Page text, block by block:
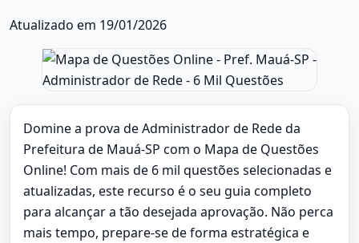
Atualizado em 19/01/2026
Domine a prova de Administrador de Rede da
Prefeitura de Mauá-SP com o Mapa de Questões
Online! Com mais de 6 mil questões selecionadas e
atualizadas, este recurso é o seu guia completo
para alcançar a tão desejada aprovação. Não perca
mais tempo, prepare-se de forma estratégica e